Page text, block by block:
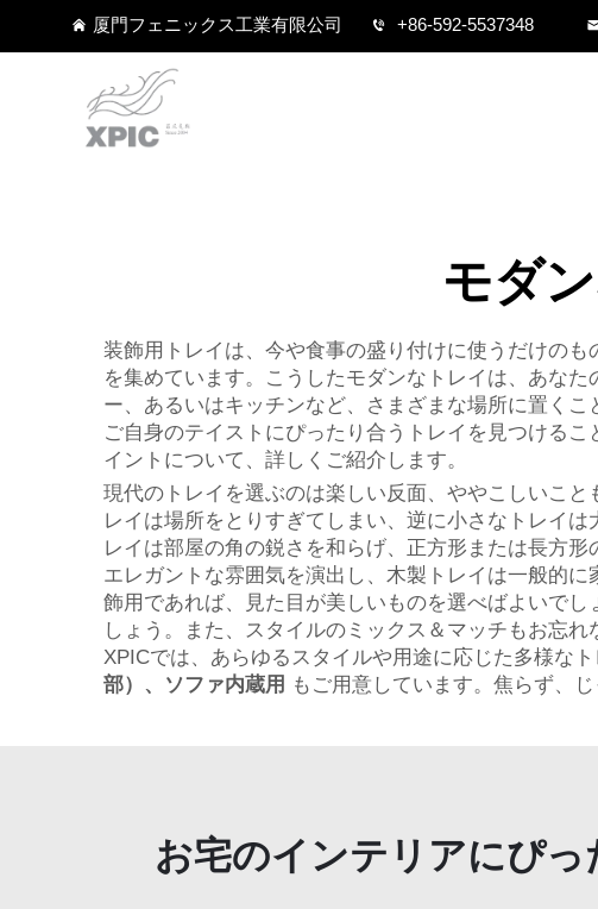
厦門フェニックス工業有限公司 +86-592-5537348
モダ
装飾用トレイは、今や食事の盛り付けに使うだけの
を集めています。こうしたモダンなトレイは、あな
ー、あるいはキッチンなど、さまざまな場所に置く
ご自身のテイストにぴったり合うトレイを見つける
イントについて、詳しくご紹介します。
現代のトレイを選ぶのは楽しい反面、ややこしいこ
レイは場所をとりすぎてしまい、逆に小さなトレイ
レイは部屋の角の鋭さを和らげ、正方形または長方
エレガントな雰囲気を演出し、木製トレイは一般的
飾用であれば、見た目が美しいものを選べばよいで
しょう。また、スタイルのミックス＆マッチもお忘
XPICでは、あらゆるスタイルや用途に応じた多様な
部）、ソファ内蔵用 もご用意しています。焦らず、
お宅のインテリアにぴ